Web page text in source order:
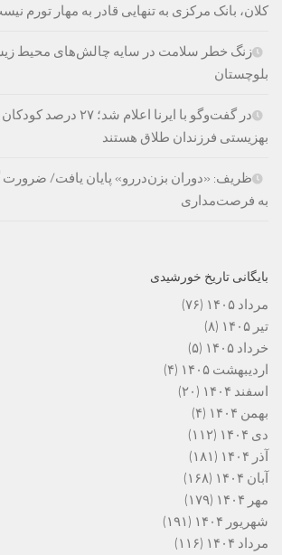
کلان، بانک مرکزی به تنهایی قادر به مهار تورم
زنگ خطر سلامت در سایه چالش‌های محیط
بلوچستان
در گفت‌وگو با ایرنا
بهزیستی فرزندان طلاق هستند
ظریف: «دوران بزن‌دررو» پایان یافت/ ضرورت
به فرصت‌مداری
بایگانی تاریخ خورشیدی
مرداد ۱۴۰۵
(۷۶)
تیر ۱۴۰۵
(۸)
خرداد ۱۴۰۵
(۵)
اردیبهشت ۱۴۰۵
(۴)
اسفند ۱۴۰۴
(۲۰)
بهمن ۱۴۰۴
(۴)
دی ۱۴۰۴
(۱۱۲)
آذر ۱۴۰۴
(۱۸۱)
آبان ۱۴۰۴
(۱۶۸)
مهر ۱۴۰۴
(۱۷۹)
شهریور ۱۴۰۴
(۱۹۱)
مرداد ۱۴۰۴
(۱۱۶)